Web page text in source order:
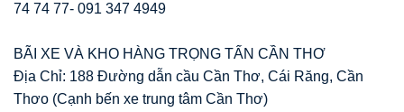
74 74 77- 091 347 4949
BÃI XE VÀ KHO HÀNG TRỌNG TẤN CẦN THƠ
Địa Chỉ: 188 Đường dẫn cầu Cần Thơ, Cái Răng, Cần
Thơo (Cạnh bến xe trung tâm Cần Thơ)